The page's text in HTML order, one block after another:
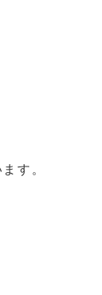
す。